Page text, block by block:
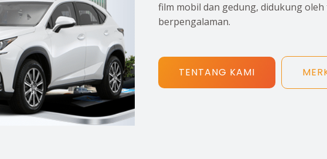
film mobil dan gedung, didukung
berpengalaman.
TENTANG KAMI